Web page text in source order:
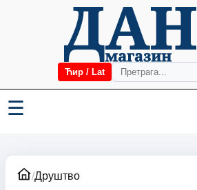
Ћир / Lat
☰
/Друштво